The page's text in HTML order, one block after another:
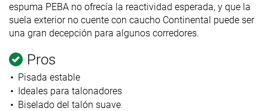
espuma PEBA no ofrecía la reactividad esperada, y que la
suela exterior no cuente con caucho Continental puede ser
una gran decepción para algunos corredores.
Pros
Pisada estable
Ideales para talonadores
Biselado del talón suave